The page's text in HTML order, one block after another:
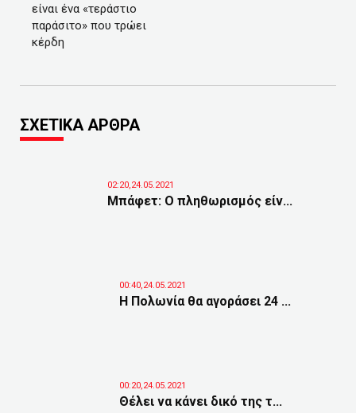
είναι ένα «τεράστιο
παράσιτο» που τρώει
κέρδη
ΣΧΕΤΙΚΑ ΑΡΘΡΑ
02:20,24.05.2021
Μπάφετ: Ο πληθωρισμός είν...
00:40,24.05.2021
Η Πολωνία θα αγοράσει 24 ...
00:20,24.05.2021
Θέλει να κάνει δικό της τ...